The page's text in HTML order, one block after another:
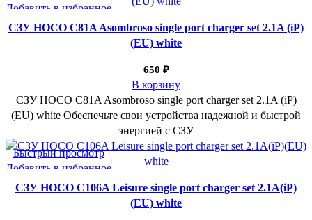
Добавить в избранное
СЗУ HOCO C81A Asombroso single port charger set 2.1A (iP)
(EU) white
650 ₽
В корзину
СЗУ HOCO C81A Asombroso single port charger set 2.1A (iP)
(EU) white Обеспечьте свои устройства надежной и быстрой
энергией с СЗУ
Быстрый просмотр
Добавить в избранное
СЗУ HOCO C106A Leisure single port charger set 2.1A(iP)
(EU) white